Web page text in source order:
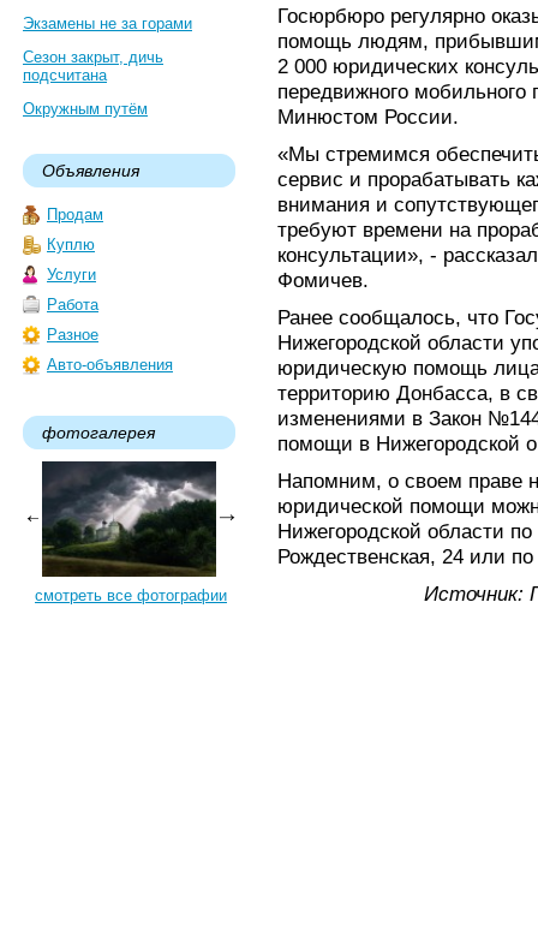
Экзамены не за горами
Сезон закрыт, дичь
подсчитана
Окружным путём
Объявления
Продам
Куплю
Услуги
Работа
Разное
Авто-объявления
фотогалерея
смотреть все фотографии
Госюрбюро регулярно
помощь людям,
2 000 юридических
передвижного мобильного
Минюстом России.
«Мы стремимся
сервис и прорабатывать
внимания и
требуют времени на
консультации», -
Фомичев.
Ранее сообщалось, что
Нижегородской области
юридическую помощь
территорию Донбасса, в
изменениями в Закон
помощи в Нижегородской
Напомним, о своем праве
юридической помощи
Нижегородской области
Рождественская, 24 или
Источник: